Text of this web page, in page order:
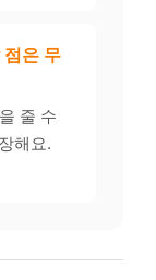
은 무
줄 수
해요.